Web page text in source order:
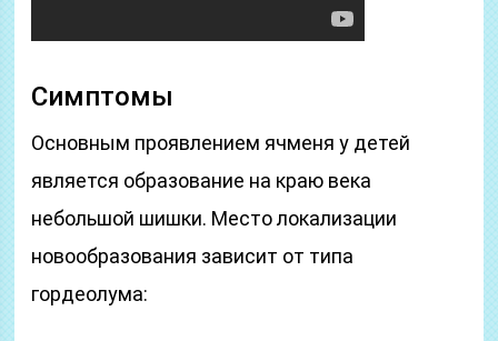
Симптомы
Основным проявлением ячменя у детей
является образование на краю века
небольшой шишки. Место локализации
новообразования зависит от типа
гордеолума: